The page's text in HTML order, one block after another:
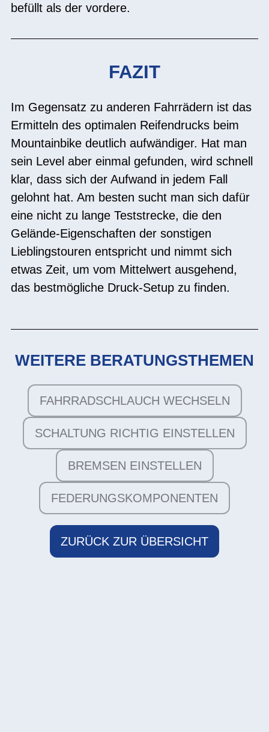
befüllt als der vordere.
FAZIT
Im Gegensatz zu anderen Fahrrädern ist das
Ermitteln des optimalen Reifendrucks beim
Mountainbike deutlich aufwändiger. Hat man
sein Level aber einmal gefunden, wird schnell
klar, dass sich der Aufwand in jedem Fall
gelohnt hat. Am besten sucht man sich dafür
eine nicht zu lange Teststrecke, die den
Gelände-Eigenschaften der sonstigen
Lieblingstouren entspricht und nimmt sich
etwas Zeit, um vom Mittelwert ausgehend,
das bestmögliche Druck-Setup zu finden.
WEITERE BERATUNGSTHEMEN
FAHRRADSCHLAUCH WECHSELN
SCHALTUNG RICHTIG EINSTELLEN
BREMSEN EINSTELLEN
FEDERUNGSKOMPONENTEN
ZURÜCK ZUR ÜBERSICHT